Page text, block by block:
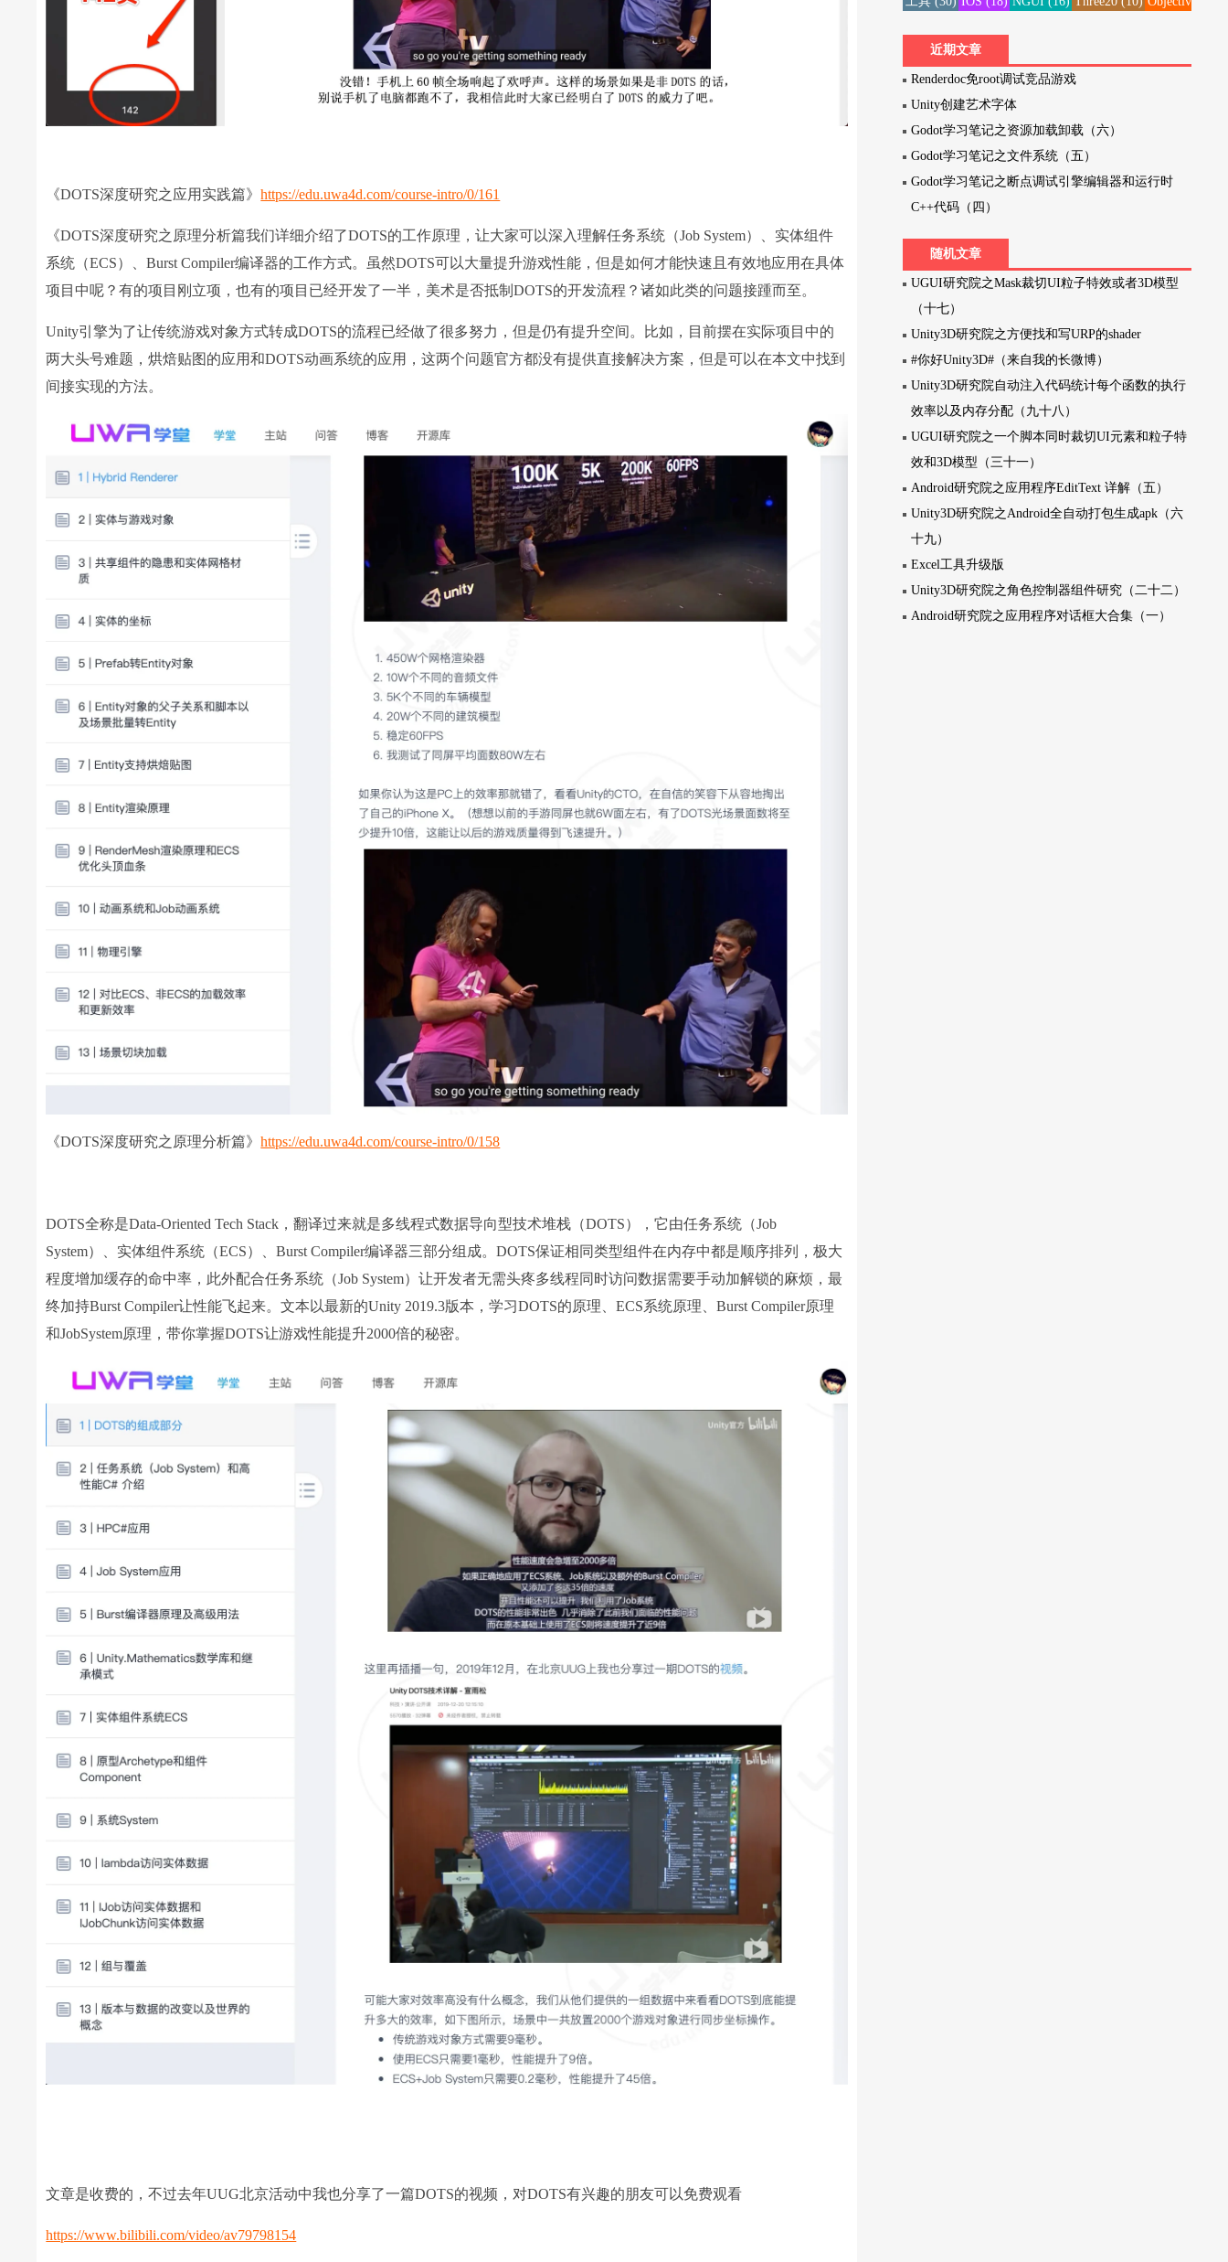
《DOTS深度研究之应用实践篇》https://edu.uwa4d.com/course-intro/0/161
《DOTS深度研究之原理分析篇我们详细介绍了DOTS的工作原理，让大家可以深入理解任务系统（Job System）、实体组件
系统（ECS）、Burst Compiler编译器的工作方式。虽然DOTS可以大量提升游戏性能，但是如何才能快速且有效地应用在具体
项目中呢？有的项目刚立项，也有的项目已经开发了一半，美术是否抵制DOTS的开发流程？诸如此类的问题接踵而至。
Unity引擎为了让传统游戏对象方式转成DOTS的流程已经做了很多努力，但是仍有提升空间。比如，目前摆在实际项目中的
两大头号难题，烘焙贴图的应用和DOTS动画系统的应用，这两个问题官方都没有提供直接解决方案，但是可以在本文中找到
间接实现的方法。
《DOTS深度研究之原理分析篇》https://edu.uwa4d.com/course-intro/0/158
DOTS全称是Data-Oriented Tech Stack，翻译过来就是多线程式数据导向型技术堆栈（DOTS），它由任务系统（Job
System）、实体组件系统（ECS）、Burst Compiler编译器三部分组成。DOTS保证相同类型组件在内存中都是顺序排列，极大
程度增加缓存的命中率，此外配合任务系统（Job System）让开发者无需头疼多线程同时访问数据需要手动加解锁的麻烦，最
终加持Burst Compiler让性能飞起来。文本以最新的Unity 2019.3版本，学习DOTS的原理、ECS系统原理、Burst Compiler原理
和JobSystem原理，带你掌握DOTS让游戏性能提升2000倍的秘密。
文章是收费的，不过去年UUG北京活动中我也分享了一篇DOTS的视频，对DOTS有兴趣的朋友可以免费观看
https://www.bilibili.com/video/av79798154
近期文章
Renderdoc免root调试竞品游戏
Unity创建艺术字体
Godot学习笔记之资源加载卸载（六）
Godot学习笔记之文件系统（五）
Godot学习笔记之断点调试引擎编辑器和运行时
C++代码（四）
随机文章
UGUI研究院之Mask裁切UI粒子特效或者3D模型
（十七）
Unity3D研究院之方便找和写URP的shader
#你好Unity3D#（来自我的长微博）
Unity3D研究院自动注入代码统计每个函数的执行
效率以及内存分配（九十八）
UGUI研究院之一个脚本同时裁切UI元素和粒子特
效和3D模型（三十一）
Android研究院之应用程序EditText 详解（五）
Unity3D研究院之Android全自动打包生成apk（六
十九）
Excel工具升级版
Unity3D研究院之角色控制器组件研究（二十二）
Android研究院之应用程序对话框大合集（一）